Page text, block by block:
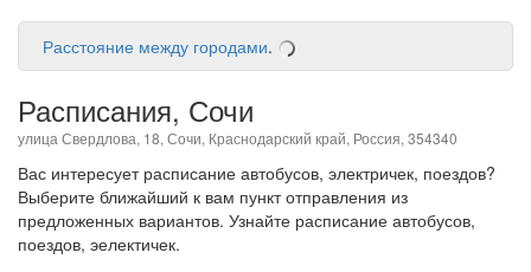
Расстояние между городами.
Расписания, Сочи
улица Свердлова, 18, Сочи, Краснодарский край, Россия, 354340
Вас интересует расписание автобусов, электричек, поездов?
Выберите ближайший к вам пункт отправления из
предложенных вариантов. Узнайте расписание автобусов,
поездов, эелектичек.